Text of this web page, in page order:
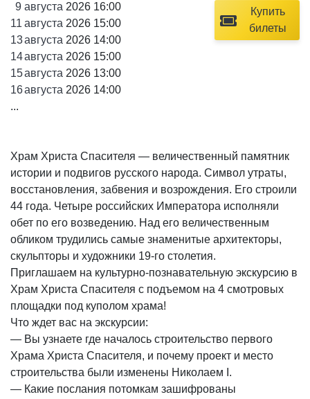
9 августа 2026 16:00
11августа 2026 15:00
13августа 2026 14:00
14августа 2026 15:00
15августа 2026 13:00
16августа 2026 14:00
...
Купить
билеты
Храм Христа Спасителя — величественный памятник
истории и подвигов русского народа. Символ утраты,
восстановления, забвения и возрождения. Его строили
44 года. Четыре российских Императора исполняли
обет по его возведению. Над его величественным
обликом трудились самые знаменитые архитекторы,
скульпторы и художники 19-го столетия.
Приглашаем на культурно-познавательную экскурсию в
Храм Христа Спасителя с подъемом на 4 смотровых
площадки под куполом храма!
Что ждет вас на экскурсии:
— Вы узнаете где началось строительство первого
Храма Христа Спасителя, и почему проект и место
строительства были изменены Николаем I.
— Какие послания потомкам зашифрованы